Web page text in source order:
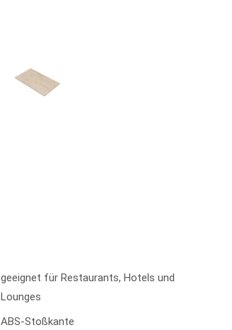
geeignet für Restaurants, Hotels und
Lounges
ABS-Stoßkante